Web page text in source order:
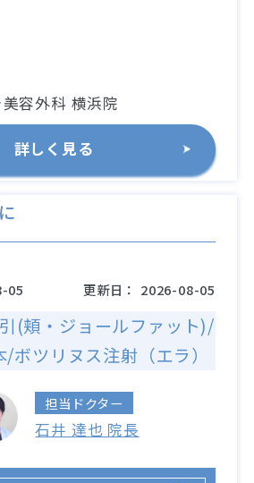
容外科 横浜院
詳しく見る
05 更新日： 2026-08-05
(頬・ジョールファット)/
ボツリヌス注射（エラ）
担当ドクター
石井 達也 院長